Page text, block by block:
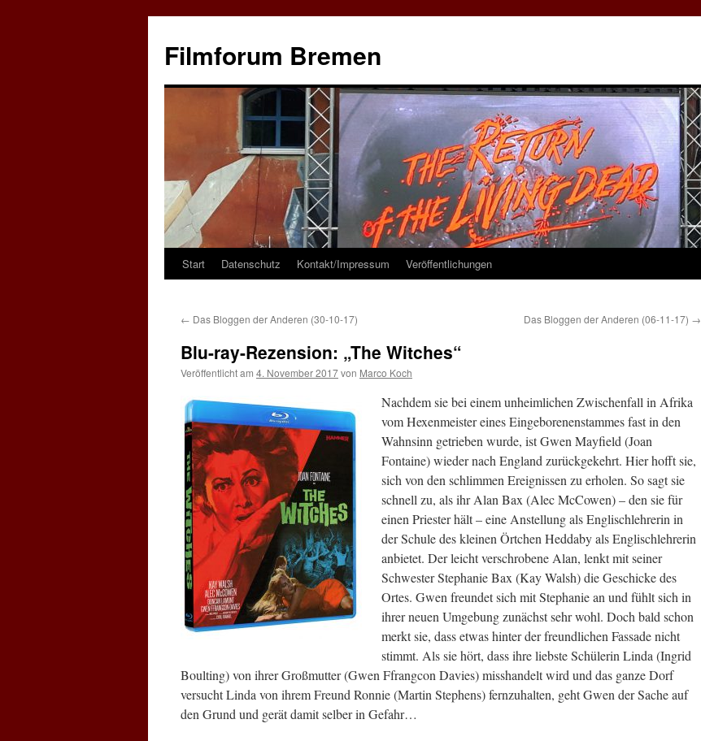
springen
Filmforum Bremen
Start Datenschutz Kontakt/Impressum Veröffentlichungen
← Das Bloggen der Anderen (30-10-17) Das Bloggen der Anderen (06-11-17) →
Blu-ray-Rezension: „The Witches“
Veröffentlicht am 4. November 2017von Marco Koch
Nachdem sie bei einem unheimlichen Zwischenfall in Afrika
vom Hexenmeister eines Eingeborenenstammes fast in den
Wahnsinn getrieben wurde, ist Gwen Mayfield (Joan
Fontaine) wieder nach England zurückgekehrt. Hier hofft sie,
sich von den schlimmen Ereignissen zu erholen. So sagt sie
schnell zu, als ihr Alan Bax (Alec McCowen) – den sie für
einen Priester hält – eine Anstellung als Englischlehrerin in
der Schule des kleinen Örtchen Heddaby als Englischlehrerin
anbietet. Der leicht verschrobene Alan, lenkt mit seiner
Schwester Stephanie Bax (Kay Walsh) die Geschicke des
Ortes. Gwen freundet sich mit Stephanie an und fühlt sich in
ihrer neuen Umgebung zunächst sehr wohl. Doch bald schon
merkt sie, dass etwas hinter der freundlichen Fassade nicht
stimmt. Als sie hört, dass ihre liebste Schülerin Linda (Ingrid
Boulting) von ihrer Großmutter (Gwen Ffrangcon Davies) misshandelt wird und das ganze Dorf
versucht Linda von ihrem Freund Ronnie (Martin Stephens) fernzuhalten, geht Gwen der Sache auf
den Grund und gerät damit selber in Gefahr…